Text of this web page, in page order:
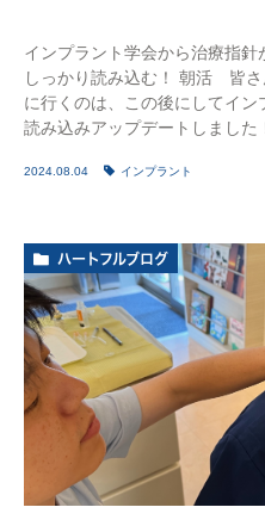
インプラント学会から治療指
しっかり読み込む！ 朝活 皆さ
に行くのは、この後にしてイ
読み込みアップデートしまし
2024.08.04 インプラント
ハートフルブログ